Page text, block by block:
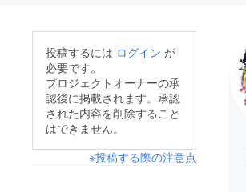
投稿するには ログイン が
必要です。
プロジェクトオーナーの承
認後に掲載されます。承認
された内容を削除すること
はできません。
※投稿する際の注意点